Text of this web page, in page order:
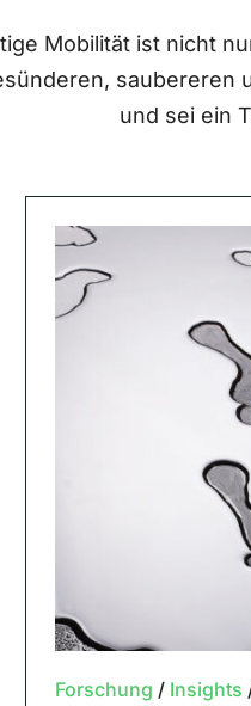
Mobilität ist nicht
saubereren
und sei ein
Forschung / Insights